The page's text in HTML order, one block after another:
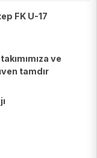
FK U-17
ve
tamdır